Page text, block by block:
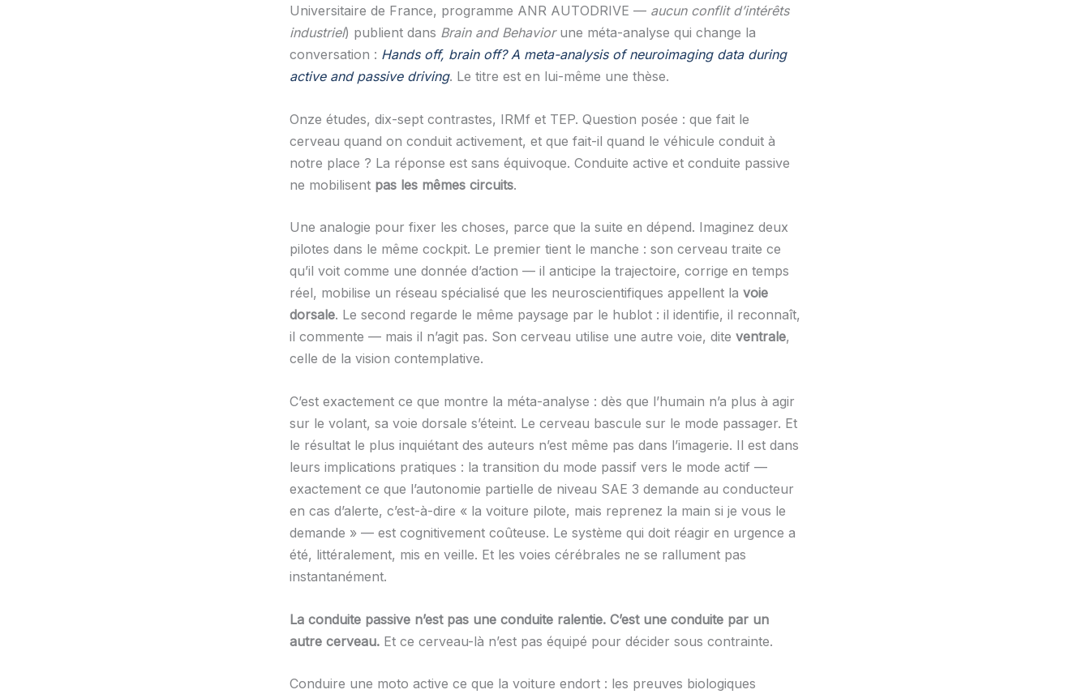
Universitaire de France, programme ANR AUTODRIVE — aucun conflit d’intérêts
industriel) publient dans Brain and Behaviorune méta-analyse qui change la
conversation : Hands off, brain off? A meta-analysis of neuroimaging data during
active and passive driving. Le titre est en lui-même une thèse.
Onze études, dix-sept contrastes, IRMf et TEP. Question posée : que fait le
cerveau quand on conduit activement, et que fait-il quand le véhicule conduit à
notre place ? La réponse est sans équivoque. Conduite active et conduite passive
ne mobilisent pas les mêmes circuits.
Une analogie pour fixer les choses, parce que la suite en dépend. Imaginez deux
pilotes dans le même cockpit. Le premier tient le manche : son cerveau traite ce
qu’il voit comme une donnée d’action — il anticipe la trajectoire, corrige en temps
réel, mobilise un réseau spécialisé que les neuroscientifiques appellent la voie
dorsale. Le second regarde le même paysage par le hublot : il identifie, il reconnaît,
il commente — mais il n’agit pas. Son cerveau utilise une autre voie, dite ventrale,
celle de la vision contemplative.
C’est exactement ce que montre la méta-analyse : dès que l’humain n’a plus à agir
sur le volant, sa voie dorsale s’éteint. Le cerveau bascule sur le mode passager. Et
le résultat le plus inquiétant des auteurs n’est même pas dans l’imagerie. Il est dans
leurs implications pratiques : la transition du mode passif vers le mode actif —
exactement ce que l’autonomie partielle de niveau SAE 3 demande au conducteur
en cas d’alerte, c’est-à-dire « la voiture pilote, mais reprenez la main si je vous le
demande » — est cognitivement coûteuse. Le système qui doit réagir en urgence a
été, littéralement, mis en veille. Et les voies cérébrales ne se rallument pas
instantanément.
La conduite passive n’est pas une conduite ralentie. C’est une conduite par un
autre cerveau. Et ce cerveau-là n’est pas équipé pour décider sous contrainte.
Conduire une moto active ce que la voiture endort : les preuves biologiques